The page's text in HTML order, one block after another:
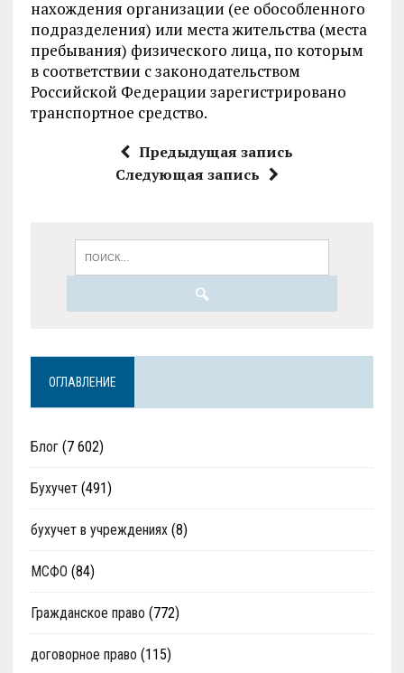
нахождения организации (ее обособленного
подразделения) или места жительства (места
пребывания) физического лица, по которым
в соответствии с законодательством
Российской Федерации зарегистрировано
транспортное средство.
Предыдущая запись
Следующая запись
ОГЛАВЛЕНИЕ
Блог(7 602)
Бухучет(491)
бухучет в учреждениях(8)
МСФО (84)
Гражданское право (772)
договорное право (115)